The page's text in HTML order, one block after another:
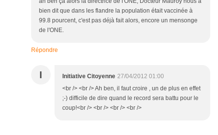
bien dit que dans les flandre la population était vaccinée à
99.8 pourcent, c'est pas déjà fait alors, encore un mensonge
de l'ONE.
Répondre
I Initiative Citoyenne 27/04/2012 01:00
<br /> <br /> Ah ben, il faut croire , un de plus en effet
;-) difficile de dire quand le record sera battu pour le
coup!<br /> <br /> <br /> <br />